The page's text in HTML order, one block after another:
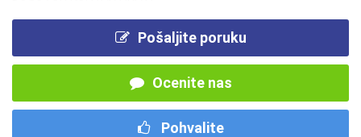
Pošaljite poruku
Ocenite nas
Pohvalite